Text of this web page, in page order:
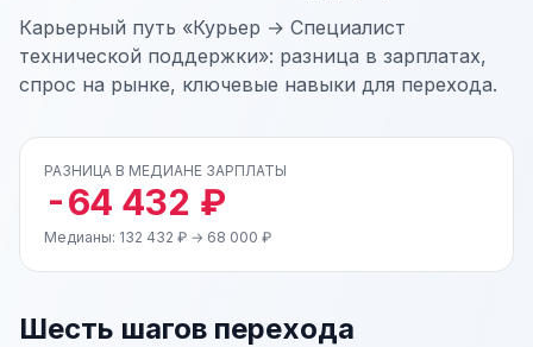
Карьерный путь «Курьер → Специалист
технической поддержки»: разница в зарплатах,
спрос на рынке, ключевые навыки для перехода.
РАЗНИЦА В МЕДИАНЕ ЗАРПЛАТЫ
-64 432 ₽
Медианы: 132 432 ₽ → 68 000 ₽
Шесть шагов перехода